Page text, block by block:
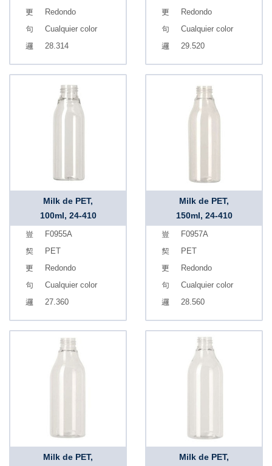
Redondo
Cualquier color
28.314
Redondo
Cualquier color
29.520
Milk de PET,
100ml, 24-410
F0955A
PET
Redondo
Cualquier color
27.360
Milk de PET,
150ml, 24-410
F0957A
PET
Redondo
Cualquier color
28.560
Milk de PET,
Milk de PET,